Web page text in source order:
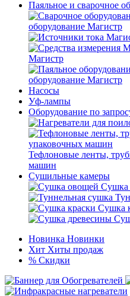
Паяльное и сварочное
оборудование Магистр
Магистр
оборудование Магистр
Насосы
Уф-лампы
Оборудование по
Тефлоновые ленты,
машин
Сушильные камеры
Сушка
Сушка
Новинка Новинки
Хит Хиты продаж
% Скидки